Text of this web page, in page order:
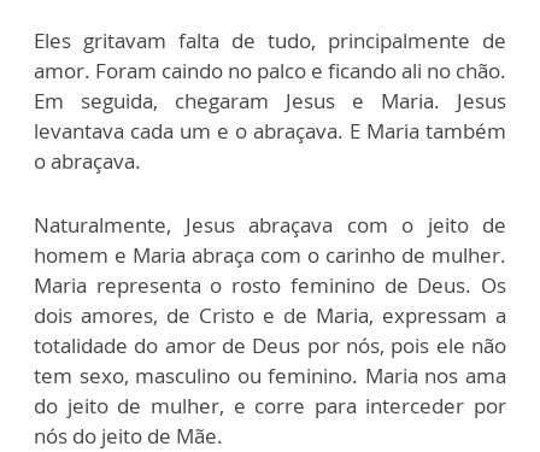
Eles gritavam falta de tudo, principalmente de
amor. Foram caindo no palco e ficando ali no chão.
Em seguida, chegaram Jesus e Maria. Jesus
levantava cada um e o abraçava. E Maria também
o abraçava.
Naturalmente, Jesus abraçava com o jeito de
homem e Maria abraça com o carinho de mulher.
Maria representa o rosto feminino de Deus. Os
dois amores, de Cristo e de Maria, expressam a
totalidade do amor de Deus por nós, pois ele não
tem sexo, masculino ou feminino. Maria nos ama
do jeito de mulher, e corre para interceder por
nós do jeito de Mãe.